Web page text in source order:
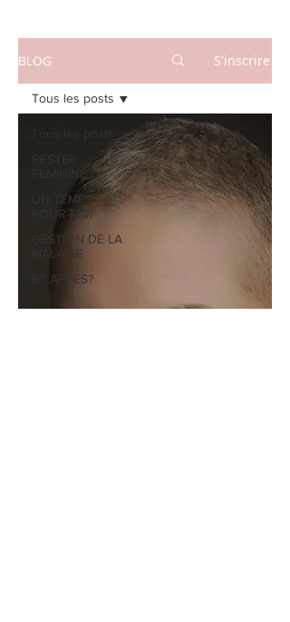
BLOG S'inscrire
FEMININE
UN TEMPS
POUR MOI
GESTION DE LA
MALADIE
ET APRES?
Tous les posts